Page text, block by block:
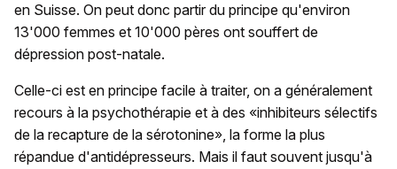
en Suisse. On peut donc partir du principe qu'environ
13'000 femmes et 10'000 pères ont souffert de
dépression post-natale.
Celle-ci est en principe facile à traiter, on a généralement
recours à la psychothérapie et à des «inhibiteurs sélectifs
de la recapture de la sérotonine», la forme la plus
répandue d'antidépresseurs. Mais il faut souvent jusqu'à